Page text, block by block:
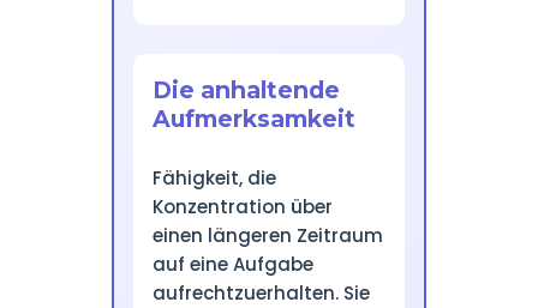
Die anhaltende
Aufmerksamkeit
Fähigkeit, die
Konzentration über
einen längeren Zeitraum
auf eine Aufgabe
aufrechtzuerhalten. Sie